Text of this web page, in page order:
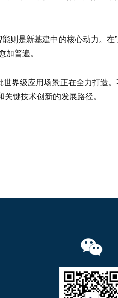
则是新基建中的核心动力。在
加普遍。
界级应用场景正在全力打造
键技术创新的发展路径。